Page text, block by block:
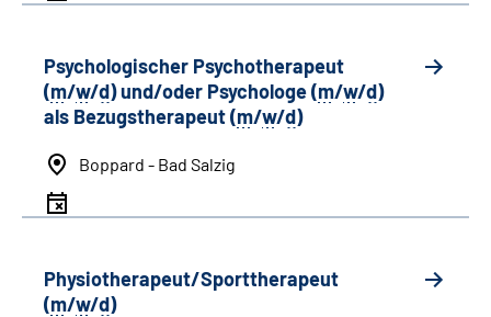
Psychologischer Psychotherapeut
(m/w/d) und/oder Psychologe (m/w/d)
als Bezugstherapeut (m/w/d)
Boppard - Bad Salzig
Physiotherapeut/Sporttherapeut
(m/w/d)